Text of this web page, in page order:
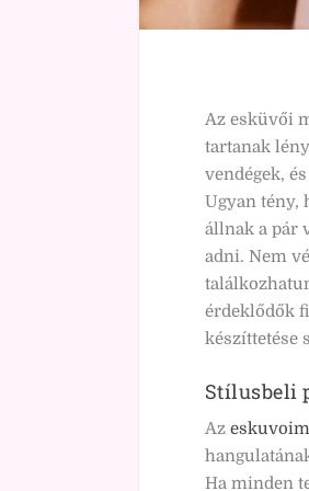
Az esküvői
tartanak
vendégek,
Ugyan tény,
állnak a pár
adni. Nem
érdeklődők
készíttetése
Stílusbeli
Az
Ha minden